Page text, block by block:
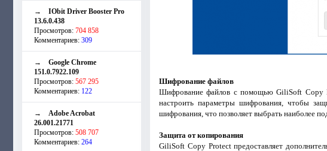
→ IObit Driver Booster Pro
13.6.0.438
Просмотров: 704 858
Комментариев: 309
→ Google Chrome
151.0.7922.109
Просмотров: 567 295
Комментариев: 122
→ Adobe Acrobat
26.001.21771
Просмотров: 508 707
Комментариев: 264
Шифрование файлов
Шифрование файлов с помощью GiliSoft Copy
настроить параметры шифрования, чтобы
шифрования, что позволяет выбрать наиболее
Защита от копирования
GiliSoft Copy Protect предоставляет